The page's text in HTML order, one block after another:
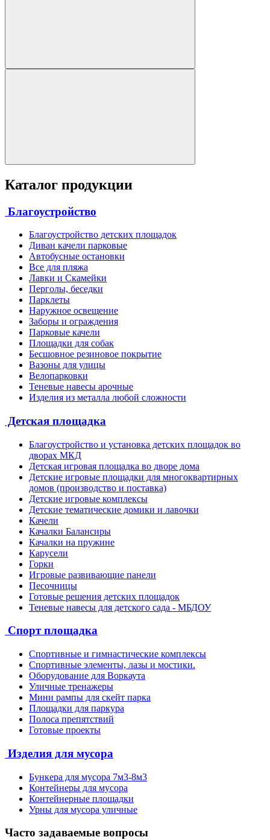
Каталог продукции
Благоустройство
Благоустройство детских площадок
Диван качели парковые
Автобусные остановки
Все для пляжа
Лавки и Скамейки
Перголы, беседки
Парклеты
Наружное освещение
Заборы и ограждения
Парковые качели
Площадки для собак
Бесшовное резиновое покрытие
Вазоны для улицы
Велопарковки
Теневые навесы арочные
Изделия из металла любой сложности
Детская площадка
Благоустройство и установка детских площадок во
дворах МКД
Детская игровая площадка во дворе дома
Детские игровые площадки для многоквартирных
домов (производство и поставка)
Детские игровые комплексы
Детские тематические домики и лавочки
Качели
Качалки Балансиры
Качалки на пружине
Карусели
Горки
Игровые развивающие панели
Песочницы
Готовые решения детских площадок
Теневые навесы для детского сада - МБДОУ
Спорт площадка
Спортивные и гимнастические комплексы
Спортивные элементы, лазы и мостики.
Оборудование для Воркаута
Уличные тренажеры
Мини рампы для скейт парка
Площадки для паркура
Полоса препятствий
Готовые проекты
Изделия для мусора
Бункера для мусора 7м3-8м3
Контейнеры для мусора
Контейнерные площадки
Урны для мусора уличные
Часто задаваемые вопросы